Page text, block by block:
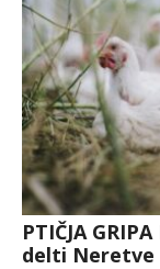
PTIČJA
delti Neretve